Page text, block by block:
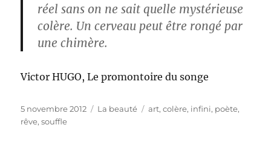
réel sans on ne sait quelle mystérieuse
colère. Un cerveau peut être rongé par
une chimère.
Victor HUGO, Le promontoire du songe
Publié
le
5 novembre 2012 Catégories
La beauté Étiquettes
art,colère, infini, poète,
rêve,souffle